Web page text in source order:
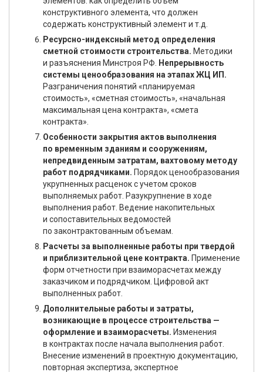
конструктивного элемента, что должен
содержать конструктивный элемент и т.д.
Ресурсно-индексный метод определения
сметной стоимости строительства. Методики
и разъяснения Минстроя РФ.
Непрерывность
системы ценообразования на этапах ЖЦ ИП.
Разграничения понятий «планируемая
стоимость», «сметная стоимость», «начальная
максимальная цена контракта», «смета
контракта».
Особенности закрытия актов выполнения
по временным зданиям и сооружениям,
непредвиденным затратам, вахтовому методу
работ подрядчиками. Порядок ценообразования
укрупненных расценок с учетом сроков
выполняемых работ. Разукрупнение в ходе
выполнения работ. Ведение накопительных
и сопоставительных ведомостей
по законтрактованным объемам.
Расчеты за выполненные работы при твердой
и приблизительной цене контракта. Применение
форм отчетности при взаиморасчетах между
заказчиком и подрядчиком. Цифровой акт
выполненных работ.
Дополнительные работы и затраты,
возникающие в процессе строительства —
оформление и взаиморасчеты. Изменения
в контрактах после начала выполнения работ.
Внесение изменений в проектную документацию,
повторная экспертиза, экспертное